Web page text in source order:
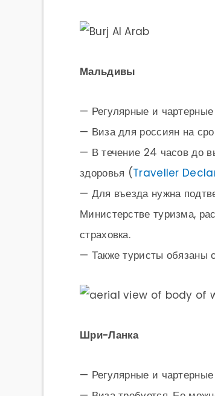
Мальдивы
— Регулярные и
— Виза для россиян на
— В течение 24 часов до
здоровья (Traveller
— Для въезда нужна
Министерстве туризма,
страховка.
— Также туристы обязаны
Шри-Ланка
— Регулярные и